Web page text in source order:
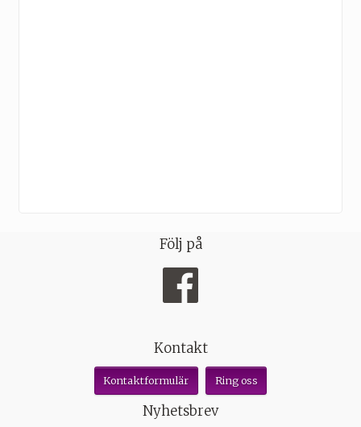
Följ på
Kontakt
Kontaktformulär Ring oss
Nyhetsbrev